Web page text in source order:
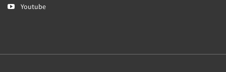
Youtube